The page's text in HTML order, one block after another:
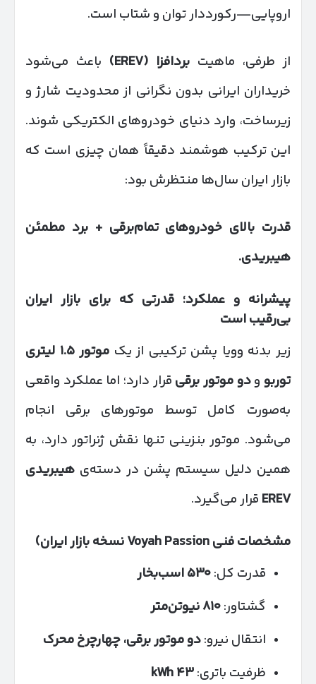
اروپایی—رکورددار توان و شتاب است.
از طرفی، ماهیت بردافزا (EREV)
باعث می‌شود
خریداران ایرانی بدون نگرانی از محدودیت شارژ و
زیرساخت، وارد دنیای خودروهای الکتریکی شوند.
این ترکیب هوشمند دقیقاً همان چیزی است که
بازار ایران سال‌ها منتظرش بود:
قدرت بالای خودروهای تمام‌برقی + برد مطمئن
هیبریدی.
پیشرانه و عملکرد؛ قدرتی که برای بازار ایران
بی‌رقیب است
زیر بدنه وویا پشن ترکیبی از یک موتور۱.۵ لیتری
توربوودو موتور برقی قرار دارد؛ اما عملکرد واقعی
به‌صورت کامل توسط موتورهای برقی انجام
می‌شود. موتور بنزینی تنها نقش ژنراتور دارد، به
همین دلیل سیستم پشن در دسته‌ی هیبریدی
EREV قرار می‌گیرد.
مشخصات فنی نسخه بازار ایران)
قدرت کل:۵۳۰اسب‌بخار
گشتاور:۸۱۰نیوتن‌متر
انتقال نیرو:دو موتور برقی، چهارچرخ محرک
ظرفیت باتری:۴۳